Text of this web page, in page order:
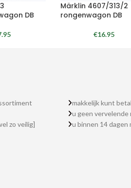
DB
Märklin 4607/313/2
rongenwagon DB
€16.95
zo veilig]
makkelijk kunt
u geen
u binnen 14